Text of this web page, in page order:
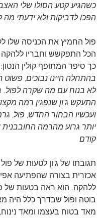
כשהגיע קטע הסולו שלי
הפכו לדביקות ולא ידעתי מה
פול החמיץ את הכניסה שלו
הכל התפקשש וחבריו ללהקה
כך סיפר המתופף קולין הנטון:
בהתחלה היינו נבוכים, פשוט
לא בנוח עם מה שקרה לפול.
התעקש ג'ון שנפגין רמה
ועכשיו הבחור החדש, פול,
יותר גרוע מהרמה החובבנית
קודם
תגובתו של ג'ון לטעות של
אכזרית בצורה שהפתיעה
ללהקה. הוא ראה בטעות של
בוטה ופול שבדרך כלל היה
מאד בטוח בעצמו ומאד